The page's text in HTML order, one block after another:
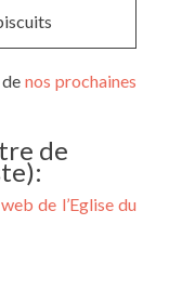
denos prochaines
de
de l’Eglise du